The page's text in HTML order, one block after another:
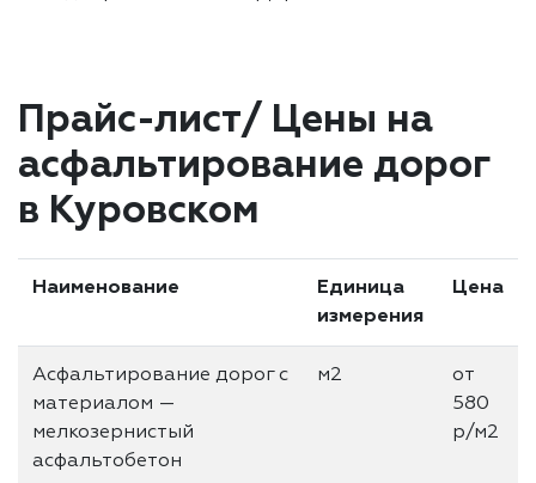
Прайс-лист/ Цены на
асфальтирование дорог
в Куровском
Наименование
Единица
измерения
Цена
Асфальтирование дорог с
материалом —
мелкозернистый
асфальтобетон
м2
от
580
р/м2